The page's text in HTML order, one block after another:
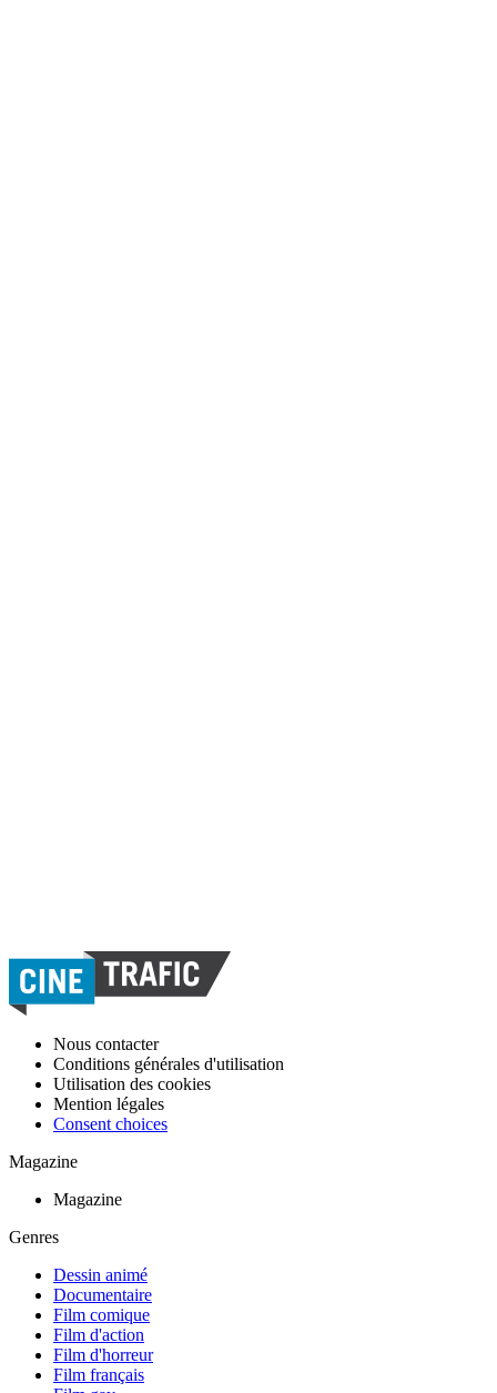
Nous contacter
Conditions générales d'utilisation
Utilisation des cookies
Mention légales
Consent choices
Magazine
Magazine
Genres
Dessin animé
Documentaire
Film comique
Film d'action
Film d'horreur
Film français